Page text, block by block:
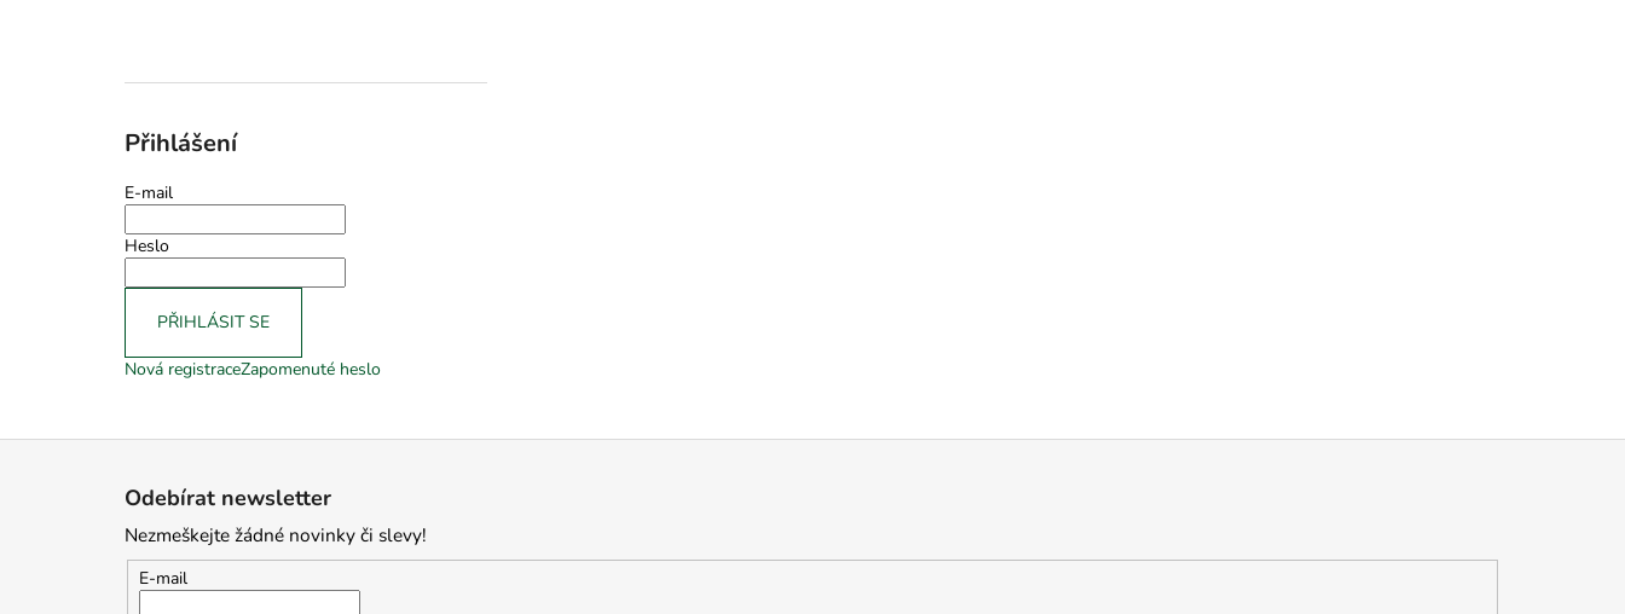
Přihlášení
E-mail
Heslo
PŘIHLÁSIT SE
Nová registraceZapomenuté heslo
Odebírat newsletter
Nezmeškejte žádné novinky či slevy!
E-mail